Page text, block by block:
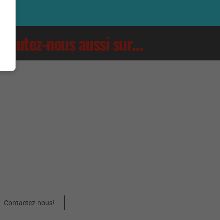
Écoutez-nous aussi sur…
Contactez-nous!